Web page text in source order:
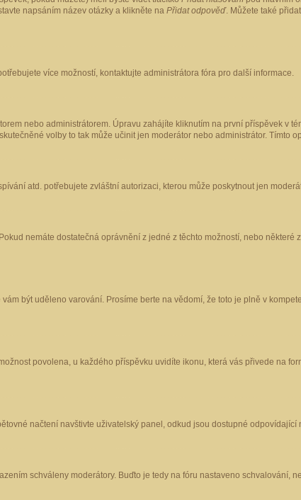
napsáním název otázky a klikněte na Přidat odpověď. Můžete také
více možností, kontaktujte administrátora fóra pro další informace.
nebo administrátorem. Úpravu zahájíte kliknutím na první příspěvek v
volby to tak může učinit jen moderátor nebo administrátor. Tímto
atd. potřebujete zvláštní autorizaci, kterou může poskytnout jen
nemáte dostatečná oprávnění z jedné z těchto možností, nebo
být uděleno varování. Prosíme berte na vědomí, že toto je plně v
povolena, u každého příspěvku uvidíte ikonu, která vás přivede na
načtení navštivte uživatelský panel, odkud jsou dostupné odpovídající
schváleny moderátory. Buďto je tedy na fóru nastaveno schvalování,